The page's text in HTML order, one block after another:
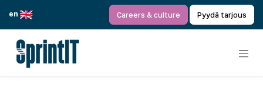
en
Careers & culture Pyydä tarjous